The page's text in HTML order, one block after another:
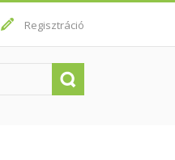
Regisztráció